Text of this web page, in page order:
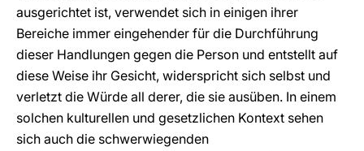
ausgerichtet ist, verwendet sich in einigen ihrer
Bereiche immer eingehender für die Durchführung
dieser Handlungen gegen die Person und entstellt auf
diese Weise ihr Gesicht, widerspricht sich selbst und
verletzt die Würde all derer, die sie ausüben. In einem
solchen kulturellen und gesetzlichen Kontext sehen
sich auch die schwerwiegenden